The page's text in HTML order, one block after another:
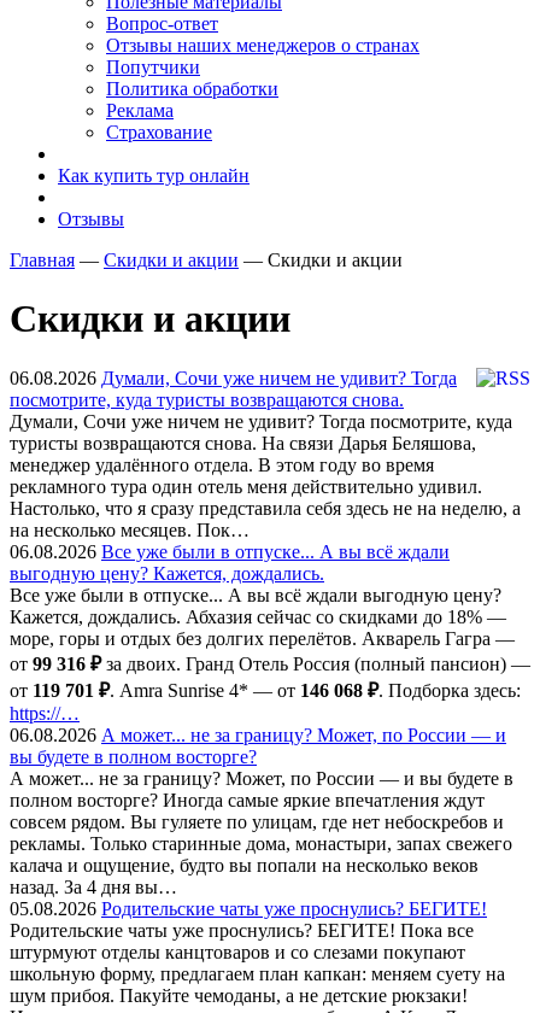
Вопрос-ответ
Отзывы наших менеджеров о странах
Попутчики
Политика обработки
Реклама
Страхование
Как купить тур онлайн
Отзывы
Главная — Скидки и акции — Скидки и акции
Скидки и акции
06.08.2026 Думали, Сочи уже ничем не удивит? Тогда
посмотрите, куда туристы возвращаются снова.
Думали, Сочи уже ничем не удивит? Тогда посмотрите, куда
туристы возвращаются снова. На связи Дарья Беляшова,
менеджер удалённого отдела. В этом году во время
рекламного тура один отель меня действительно удивил.
Настолько, что я сразу представила себя здесь не на неделю, а
на несколько месяцев. Пок…
06.08.2026 Все уже были в отпуске... А вы всё ждали
выгодную цену? Кажется, дождались.
Все уже были в отпуске... А вы всё ждали выгодную цену?
Кажется, дождались. Абхазия сейчас со скидками до 18% —
море, горы и отдых без долгих перелётов. Акварель Гагра —
от 99 316 ₽за двоих. Гранд Отель Россия (полный пансион) —
от 119 701 ₽. Amra Sunrise 4* — от 146 068 ₽. Подборка здесь:
https://…
06.08.2026 А может... не за границу? Может, по России — и
вы будете в полном восторге?
А может... не за границу? Может, по России — и вы будете в
полном восторге? Иногда самые яркие впечатления ждут
совсем рядом. Вы гуляете по улицам, где нет небоскребов и
рекламы. Только старинные дома, монастыри, запах свежего
калача и ощущение, будто вы попали на несколько веков
назад. За 4 дня вы…
05.08.2026 Родительские чаты уже проснулись? БЕГИТЕ!
Родительские чаты уже проснулись? БЕГИТЕ! Пока все
штурмуют отделы канцтоваров и со слезами покупают
школьную форму, предлагаем план капкан: меняем суету на
шум прибоя. Пакуйте чемоданы, а не детские рюкзаки!